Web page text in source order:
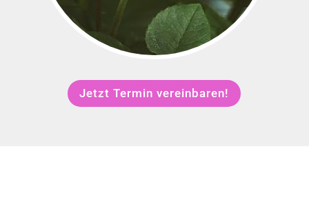
Jetzt Termin vereinbaren!